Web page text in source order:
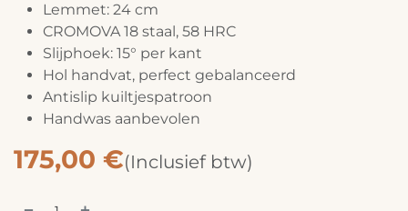
Lemmet: 24 cm
CROMOVA 18 staal, 58 HRC
Slijphoek: 15° per kant
Hol handvat, perfect gebalanceerd
Antislip kuiltjespatroon
Handwas aanbevolen
175,00 €(Inclusief btw)